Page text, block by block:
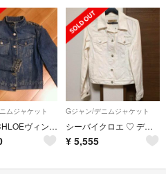
ムジャケット
SEE BY CHLOEヴィンテージJK
Gジャン/デニムジャケット
シーバイクロエ ♡ デニムジャケット
¥ 5,555